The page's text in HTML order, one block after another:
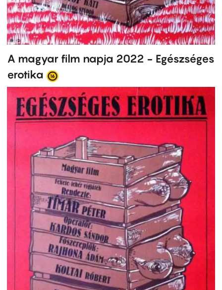
A magyar film napja 2022 - Egészséges
erotika